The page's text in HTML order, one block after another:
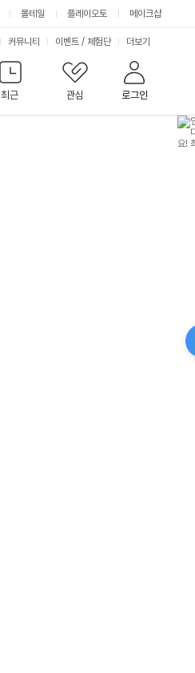
몰테일 플레이오토
메이크샵
최근
관심 로그인
커뮤니티 이벤트 / 체험단 서
비
스
더보기